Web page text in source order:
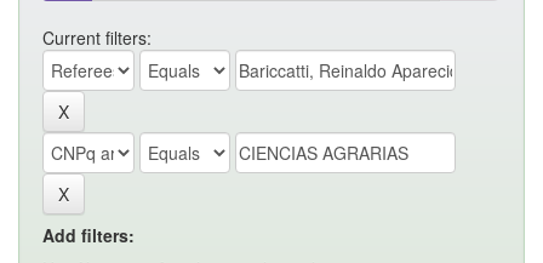
Current filters:
Add filters: